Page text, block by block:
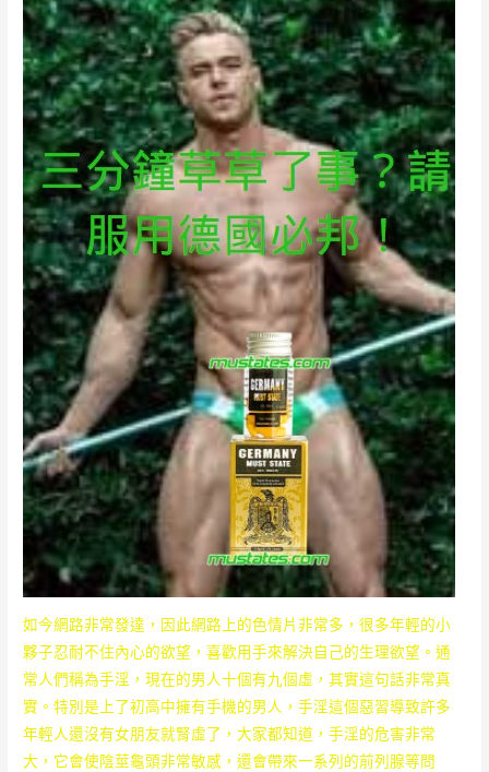
如今網路非常發達，因此網路上的色情片非常多，很多年輕的小
夥子忍耐不住內心的欲望，喜歡用手來解決自己的生理欲望。通
常人們稱為手淫，現在的男人十個有九個虛，其實這句話非常真
實。特別是上了初高中擁有手機的男人，手淫這個惡習導致許多
年輕人還沒有女朋友就腎虛了，大家都知道，手淫的危害非常
大，它會使陰莖龜頭非常敏感，還會帶來一系列的前列腺等問